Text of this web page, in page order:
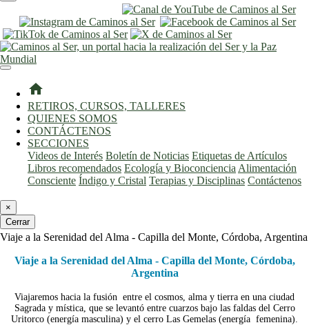
home
RETIROS, CURSOS, TALLERES
QUIENES SOMOS
CONTÁCTENOS
SECCIONES
Videos de Interés Boletín de Noticias Etiquetas de Artículos
Libros recomendados Ecología y Bioconciencia Alimentación
Consciente Índigo y Cristal Terapias y Disciplinas Contáctenos
×
Cerrar
Viaje a la Serenidad del Alma - Capilla del Monte, Córdoba, Argentina
Viaje a la Serenidad del Alma - Capilla del Monte, Córdoba,
Argentina
Viajaremos hacia la fusión entre el cosmos, alma y tierra en una ciudad
Sagrada y mística, que se levantó entre cuarzos bajo las faldas del Cerro
Uritorco (energía masculina) y el cerro Las Gemelas (energía femenina).